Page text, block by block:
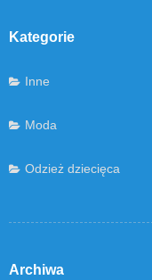
Kategorie
Inne
Moda
Odzież dziecięca
Archiwa